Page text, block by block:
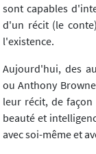
sont capables
d'un récit (le
l'existence.
Aujourd'hui, des
ou Anthony
leur récit, de
beauté et
avec soi-même et